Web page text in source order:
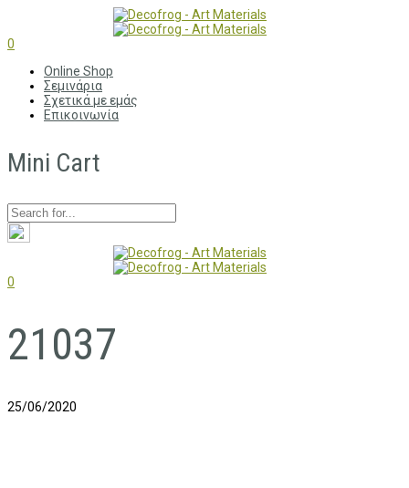
0
Online Shop
Σεμινάρια
Σχετικά με εμάς
Επικοινωνία
Mini Cart
0
21037
25/06/2020